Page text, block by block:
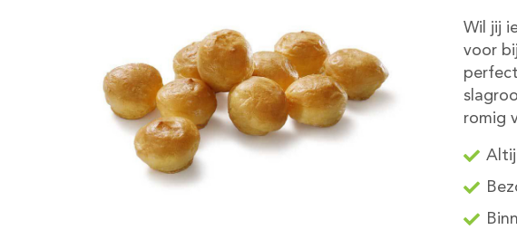
Wil jij
voor
romig